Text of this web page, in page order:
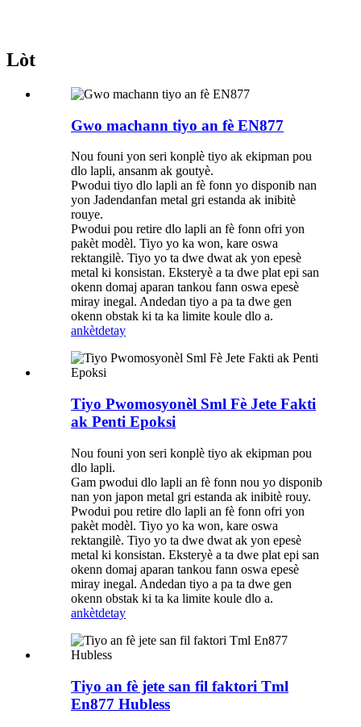
Lòt
Gwo machann tiyo an fè EN877
Nou founi yon seri konplè tiyo ak ekipman pou
dlo lapli, ansanm ak goutyè.
Pwodui tiyo dlo lapli an fè fonn yo disponib nan
yon Jadendanfan metal gri estanda ak inibitè
rouye.
Pwodui pou retire dlo lapli an fè fonn ofri yon
pakèt modèl. Tiyo yo ka won, kare oswa
rektangilè. Tiyo yo ta dwe dwat ak yon epesè
metal ki konsistan. Eksteryè a ta dwe plat epi san
okenn domaj aparan tankou fann oswa epesè
miray inegal. Andedan tiyo a pa ta dwe gen
okenn obstak ki ta ka limite koule dlo a.
ankètdetay
Tiyo Pwomosyonèl Sml Fè Jete Fakti
ak Penti Epoksi
Nou founi yon seri konplè tiyo ak ekipman pou
dlo lapli.
Gam pwodui dlo lapli an fè fonn nou yo disponib
nan yon japon metal gri estanda ak inibitè rouy.
Pwodui pou retire dlo lapli an fè fonn ofri yon
pakèt modèl. Tiyo yo ka won, kare oswa
rektangilè. Tiyo yo ta dwe dwat ak yon epesè
metal ki konsistan. Eksteryè a ta dwe plat epi san
okenn domaj aparan tankou fann oswa epesè
miray inegal. Andedan tiyo a pa ta dwe gen
okenn obstak ki ta ka limite koule dlo a.
ankètdetay
Tiyo an fè jete san fil faktori Tml
En877 Hubless